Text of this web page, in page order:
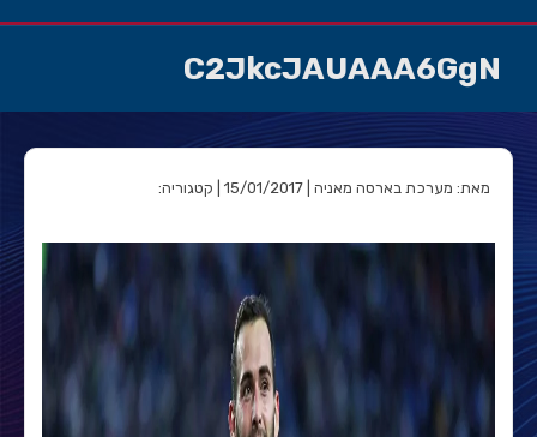
C2JkcJAUAAA6GgN
מאת: מערכת בארסה מאניה | 15/01/2017 | קטגוריה: